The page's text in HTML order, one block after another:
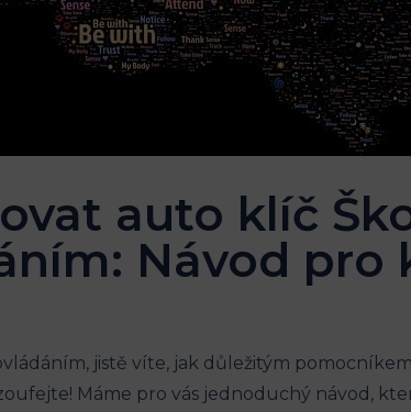
auto klíč
Návod pro
jistě víte, jak důležitým
Máme pro vás jednoduchý návod,